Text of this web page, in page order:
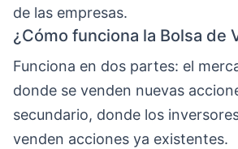
de las empresas.
¿Cómo funciona la Bolsa de
Funciona en dos partes: el
donde se venden nuevas
secundario, donde los
venden acciones ya existentes.